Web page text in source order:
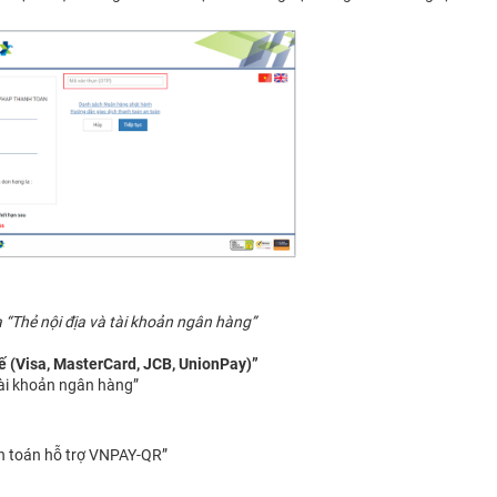
nội địa và tài khoản ngân hàng”
MasterCard, JCB, UnionPay)”
khoản ngân hàng”
hỗ trợ VNPAY-QR”